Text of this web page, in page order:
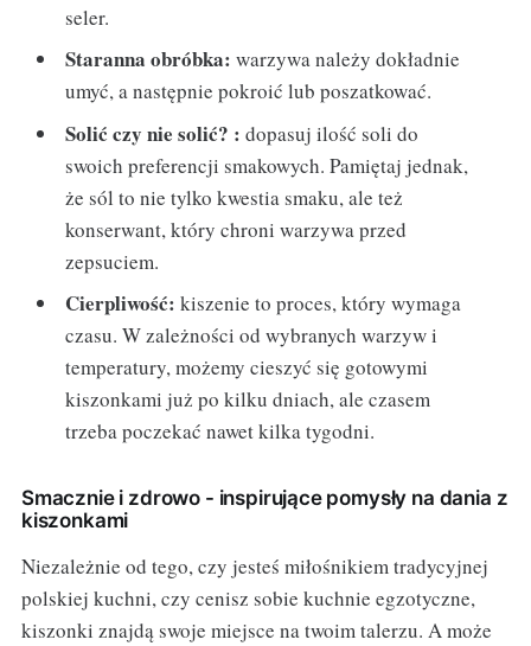
seler.
Staranna obróbka: warzywa należy dokładnie
umyć, a następnie pokroić lub poszatkować.
Solić czy nie solić? : dopasuj ilość soli do
swoich preferencji smakowych. Pamiętaj jednak,
że sól to nie tylko kwestia smaku, ale też
konserwant, który chroni warzywa przed
zepsuciem.
Cierpliwość: kiszenie to proces, który wymaga
czasu. W zależności od wybranych warzyw i
temperatury, możemy cieszyć się gotowymi
kiszonkami już po kilku dniach, ale czasem
trzeba poczekać nawet kilka tygodni.
Smacznie i zdrowo - inspirujące pomysły na dania z
kiszonkami
Niezależnie od tego, czy jesteś miłośnikiem tradycyjnej
polskiej kuchni, czy cenisz sobie kuchnie egzotyczne,
kiszonki znajdą swoje miejsce na twoim talerzu. A może